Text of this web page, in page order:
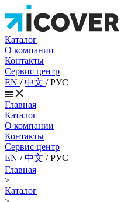
Каталог
О компании
Контакты
Сервис центр
EN /中文 /РУС
Главная
Каталог
О компании
Контакты
Сервис центр
EN /中文 /РУС
Главная
>
Каталог